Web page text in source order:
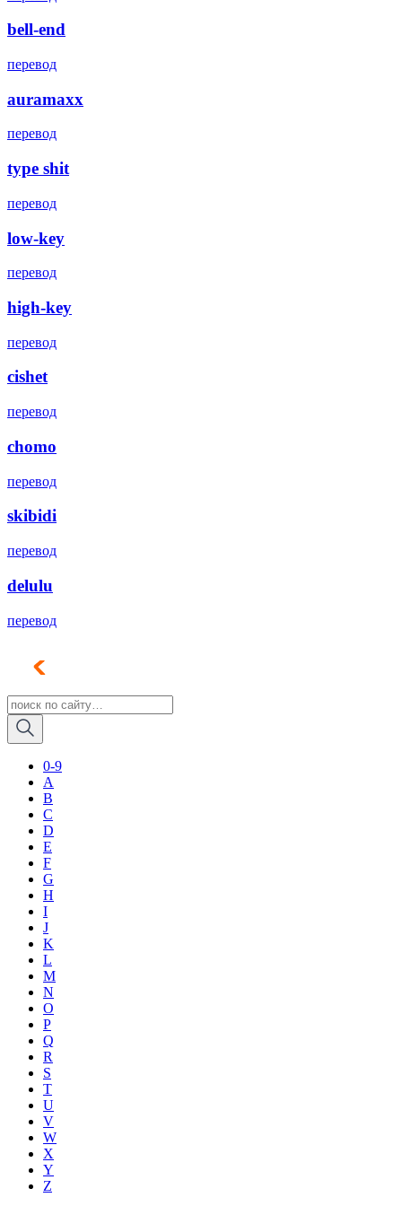
bell-end
перевод
auramaxx
перевод
type shit
перевод
low-key
перевод
high-key
перевод
cishet
перевод
chomo
перевод
skibidi
перевод
delulu
перевод
0-9
A
B
C
D
E
F
G
H
I
J
K
L
M
N
O
P
Q
R
S
T
U
V
W
X
Y
Z